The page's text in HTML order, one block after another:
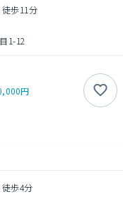
歩11分
1-12
円
歩4分